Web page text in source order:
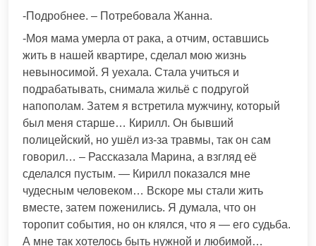
-Подробнее. – Потребовала Жанна.
-Моя мама умерла от рака, а отчим, оставшись
жить в нашей квартире, сделал мою жизнь
невыносимой. Я уехала. Стала учиться и
подрабатывать, снимала жильё с подругой
напополам. Затем я встретила мужчину, который
был меня старше… Кирилл. Он бывший
полицейский, но ушёл из-за травмы, так он сам
говорил… – Рассказала Марина, а взгляд её
сделался пустым. — Кирилл показался мне
чудесным человеком… Вскоре мы стали жить
вместе, затем поженились. Я думала, что он
торопит события, но он клялся, что я — его судьба.
А мне так хотелось быть нужной и любимой…